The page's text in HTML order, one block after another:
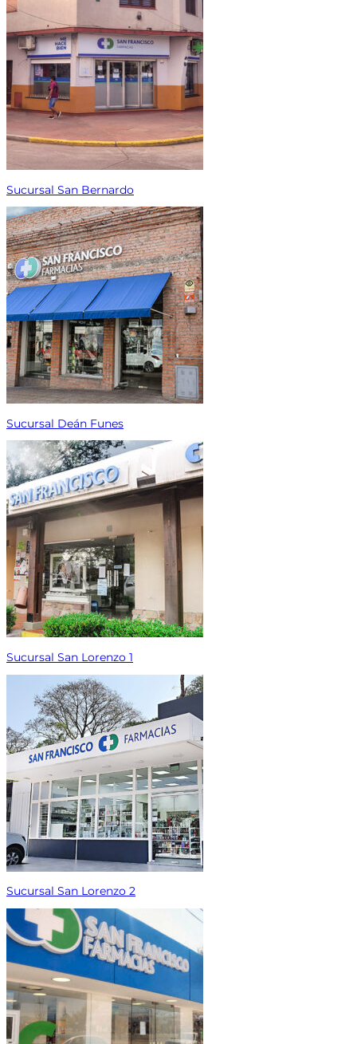
Sucursal San Bernardo
Sucursal Deán Funes
Sucursal San Lorenzo 1
Sucursal San Lorenzo 2